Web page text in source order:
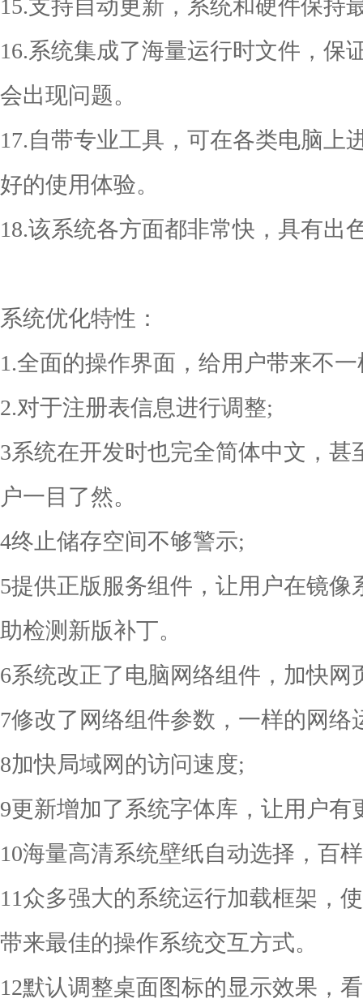
15.支持自动更新，系统和硬件保持
16.系统集成了海量运行时文件，保
会出现问题。
17.自带专业工具，可在各类电脑上
好的使用体验。
18.该系统各方面都非常快，具有出
系统优化特性：
1.全面的操作界面，给用户带来不
2.对于注册表信息进行调整;
3系统在开发时也完全简体中文，
户一目了然。
4终止储存空间不够警示;
5提供正版服务组件，让用户在镜
助检测新版补丁。
6系统改正了电脑网络组件，加快网
7修改了网络组件参数，一样的网络
8加快局域网的访问速度;
9更新增加了系统字体库，让用户有
10海量高清系统壁纸自动选择，百
11众多强大的系统运行加载框架，
带来最佳的操作系统交互方式。
12默认调整桌面图标的显示效果，